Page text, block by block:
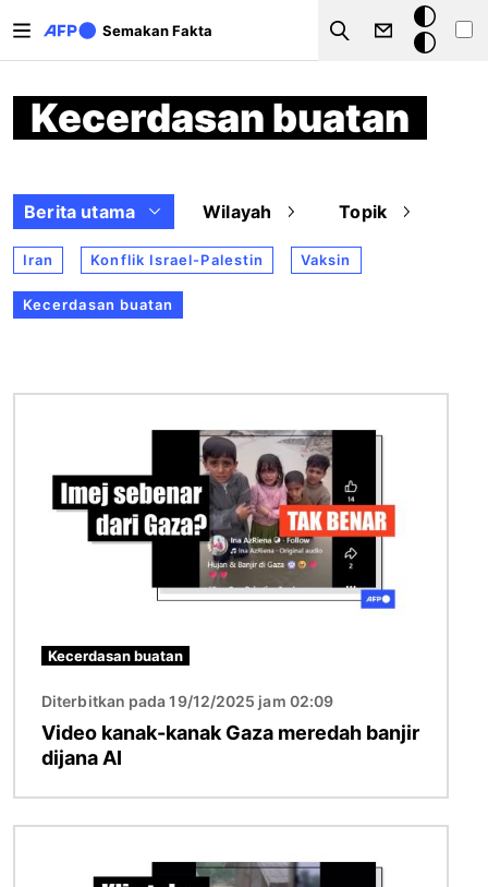
Semakan Fakta
Search
Mod
gelap
Kecerdasan buatan
Berita utama Wilayah Topik
Iran Konflik Israel-Palestin Vaksin
Kecerdasan buatan
Kecerdasan buatan
Diterbitkan pada 19/12/2025 jam 02:09
Video kanak-kanak Gaza meredah banjir
dijana AI